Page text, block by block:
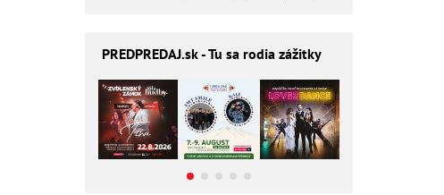
PREDPREDAJ.sk - Tu sa rodia zážitky